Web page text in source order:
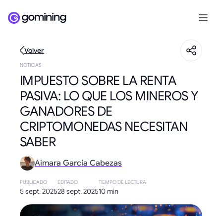
Volver
NOTICIAS
IMPUESTO SOBRE LA RENTA
PASIVA: LO QUE LOS MINEROS Y
GANADORES DE
CRIPTOMONEDAS NECESITAN
SABER
Aimara García Cabezas
PUBLICADO
5 sept. 2025
EDITADO
28 sept. 2025
TIEMPO DE LECTURA
10 min